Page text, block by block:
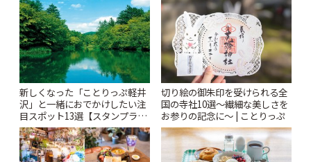
新しくなった「ことりっぷ軽井
沢」と一緒におでかけしたい注
目スポット13選【スタンプラリ
ー開催中】 | ことりっぷ
切り絵の御朱印を受けられる全
国の寺社10選〜繊細な美しさを
お参りの記念に〜 | ことりっぷ